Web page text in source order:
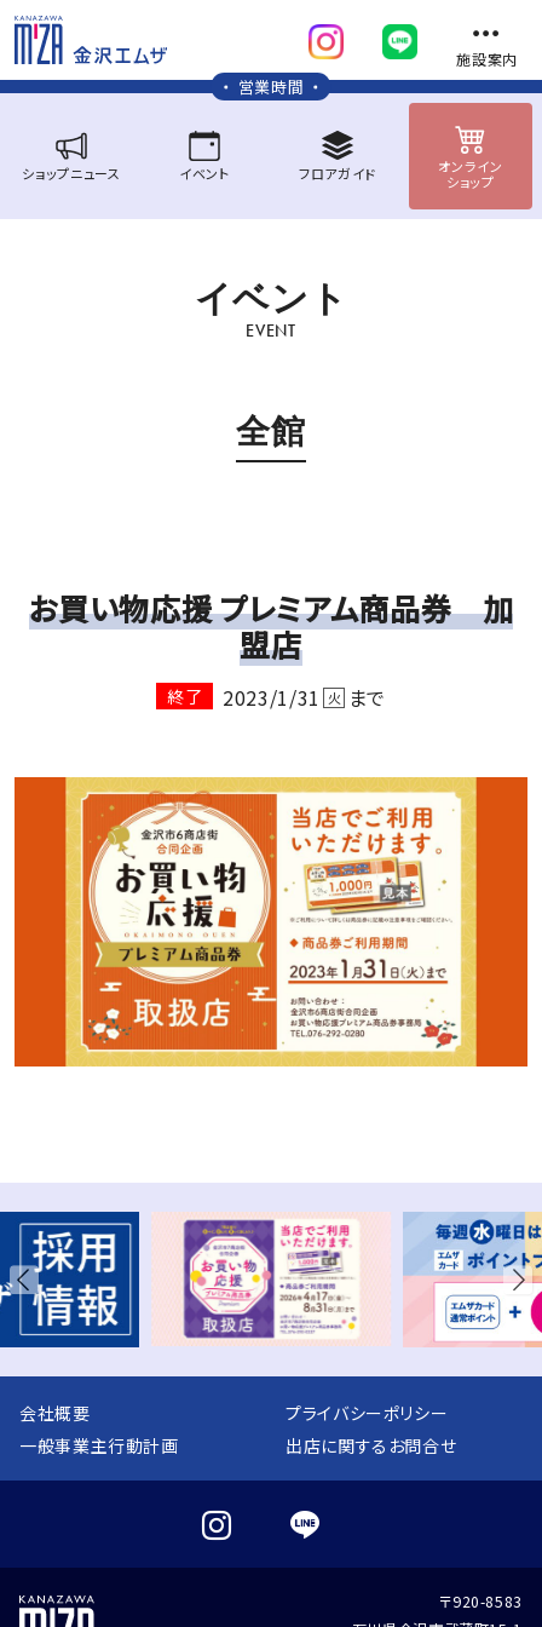
施設案内
営業時間
ショップニュース イベント フロアガイド
オンライン
ショップ
イベン ト
EVENT
全館
お買い物応援 プレミアム商品券 加
盟店
終了 2023/1/31 火 まで
会社概要
プライバシーポリシー
一般事業主行動計画
出店に関するお問合せ
〒920-8583